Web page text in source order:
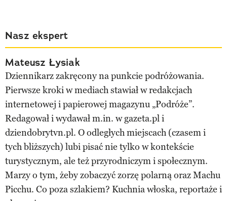
Nasz ekspert
Mateusz Łysiak
Dziennikarz zakręcony na punkcie podróżowania.
Pierwsze kroki w mediach stawiał w redakcjach
internetowej i papierowej magazynu „Podróże”.
Redagował i wydawał m.in. w gazeta.pl i
dziendobrytvn.pl. O odległych miejscach (czasem i
tych bliższych) lubi pisać nie tylko w kontekście
turystycznym, ale też przyrodniczym i społecznym.
Marzy o tym, żeby zobaczyć zorzę polarną oraz Machu
Picchu. Co poza szlakiem? Kuchnia włoska, reportaże i